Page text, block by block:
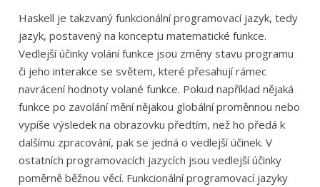
Haskell je takzvaný funkcionální programovací jazyk, tedy
jazyk, postavený na konceptu matematické funkce.
Vedlejší účinky volání funkce jsou změny stavu programu
či jeho interakce se světem, které přesahují rámec
navrácení hodnoty volané funkce. Pokud například nějaká
funkce po zavolání mění nějakou globální proměnnou nebo
vypíše výsledek na obrazovku předtím, než ho předá k
dalšímu zpracování, pak se jedná o vedlejší účinek. V
ostatních programovacích jazycích jsou vedlejší účinky
poměrně běžnou věcí. Funkcionální programovací jazyky